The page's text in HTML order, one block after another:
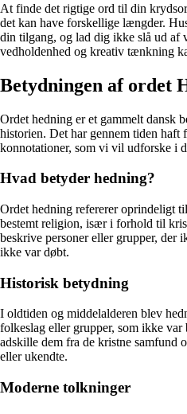
At finde det rigtige ord til din
det kan have forskellige længder.
din tilgang, og lad dig ikke slå ud af
vedholdenhed og kreativ tænkning
Betydningen af ordet
Ordet hedning er et gammelt dansk
historien. Det har gennem tiden haft
konnotationer, som vi vil udforske i
Hvad betyder hedning?
Ordet hedning refererer oprindeligt
bestemt religion, især i forhold til
beskrive personer eller grupper, der
ikke var døbt.
Historisk betydning
I oldtiden og middelalderen blev
folkeslag eller grupper, som ikke
adskille dem fra de kristne samfund
eller ukendte.
Moderne tolkninger